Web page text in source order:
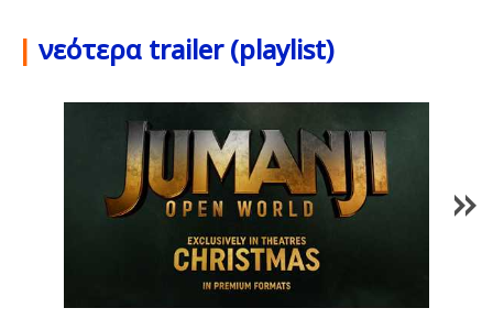
| νεότερα trailer (playlist)
1/85